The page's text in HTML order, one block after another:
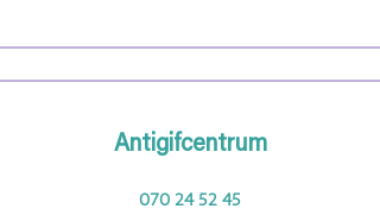
Antigifcentrum
070 24 52 45